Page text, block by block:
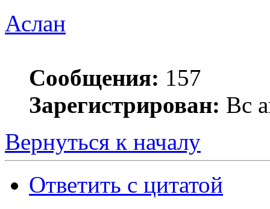
Аслан
Сообщения: 157
Зарегистрирован: Вс
Вернуться к началу
Ответить с цитатой